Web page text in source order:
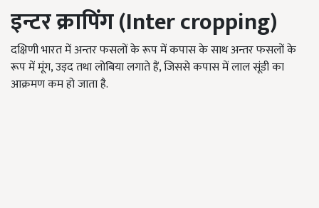
इन्टर क्रापिंग(Inter cropping)
दक्षिणी भारत में अन्तर फसलों के रूप में कपास के साथ अन्तर फसलों के
रूप में मूंग, उड़द तथा लोबिया लगाते हैं, जिससे कपास में लाल सूंडी का
आक्रमण कम हो जाता है.